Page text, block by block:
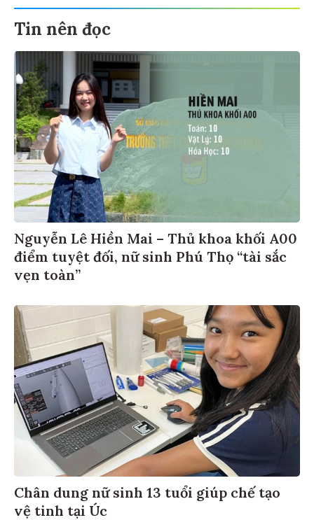
Tin nên đọc
Nguyễn Lê Hiền Mai – Thủ khoa khối A00
điểm tuyệt đối, nữ sinh Phú Thọ “tài sắc
vẹn toàn”
Chân dung nữ sinh 13 tuổi giúp chế tạo
vệ tinh tại Úc